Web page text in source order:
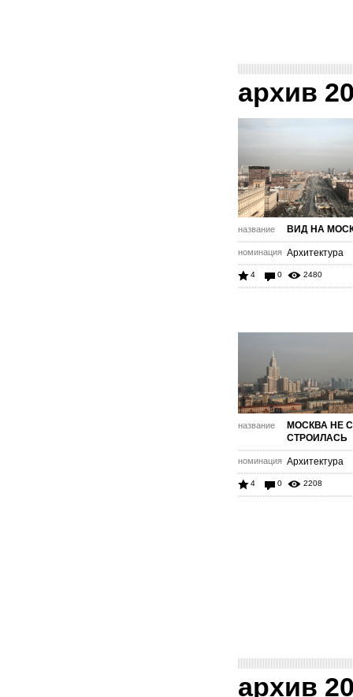
архив
название ВИД НА
номинация Архитектура
4 0 2480
название
МОСКВА НЕ
СТРОИЛАСЬ
номинация Архитектура
4 0 2208
архив